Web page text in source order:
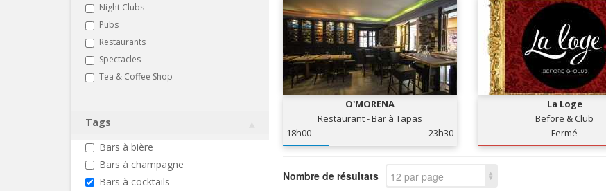
Night Clubs
Pubs
Restaurants
Spectacles
Tea & Coffee Shop
Tags
Bars à bière
Bars à champagne
Bars à cocktails
O'MORENA
Restaurant - Bar à Tapas
18h00
23h30
La Loge
Before & Club
Fermé
Nombre de résultats 12 par page